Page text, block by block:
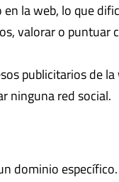
la web, lo que
valorar o
publicitarios de la
ninguna red social.
dominio específico.